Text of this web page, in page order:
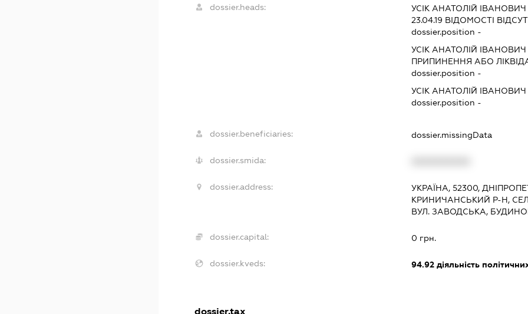
dossier.heads: УСІК АНАТОЛІЙ ІВАНОВИЧ
23.04.19 ВІДОМОСТІ
dossier.position -
УСІК АНАТОЛІЙ ІВАНОВИЧ
ПРИПИНЕННЯ АБО
dossier.position -
УСІК АНАТОЛІЙ ІВАНОВИЧ
dossier.position -
dossier.beneficiaries: dossier.missingData
dossier.smida:
dossier.address:
УКРАЇНА, 52300,
КРИНИЧАНСЬКИЙ Р-Н,
ВУЛ. ЗАВОДСЬКА,
dossier.capital: 0 грн.
dossier.kveds: 94.92 діяльність
dossier.tax